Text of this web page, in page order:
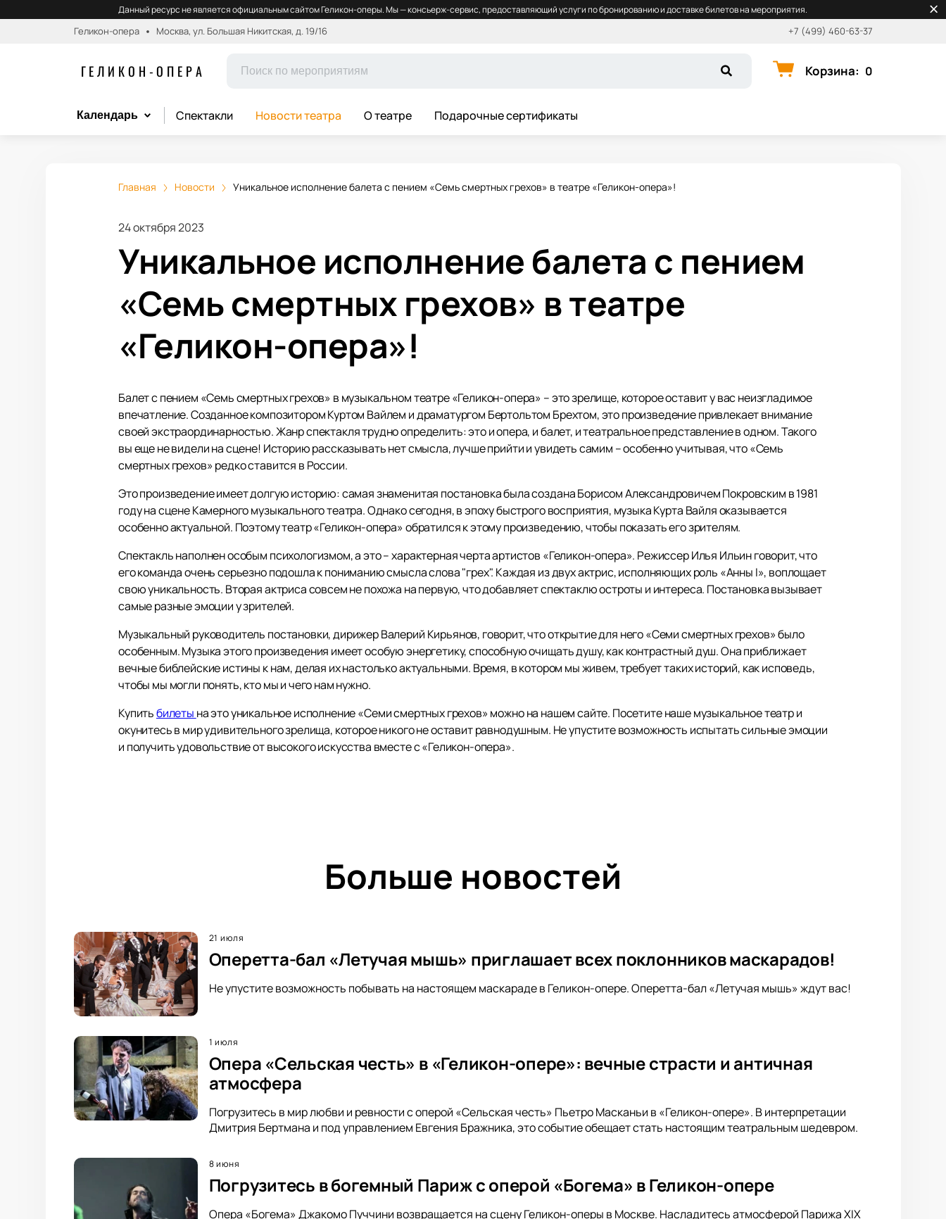
Данный ресурс не является официальным сайтом Геликон-оперы. Мы — консьерж-сервис, предоставляющий услуги по бронированию и доставке билетов на мероприятия.
Геликон-опера Москва, ул. Большая Никитская, д. 19/16 +7 (499) 460-63-37
ГЕЛИКОН-ОПЕРА Корзина: 0
Календарь Спектакли Новости театра О театре Подарочные сертификаты
Главная Новости Уникальное исполнение балета с пением «Семь смертных грехов» в театре «Геликон-опера»!
24 октября 2023
Уникальное исполнение балета с пением
«Семь смертных грехов» в театре
«Геликон-опера»!
Балет с пением «Семь смертных грехов» в музыкальном театре «Геликон-опера» – это зрелище, которое оставит у вас неизгладимое
впечатление. Созданное композитором Куртом Вайлем и драматургом Бертольтом Брехтом, это произведение привлекает внимание
своей экстраординарностью. Жанр спектакля трудно определить: это и опера, и балет, и театральное представление в одном. Такого
вы еще не видели на сцене! Историю рассказывать нет смысла, лучше прийти и увидеть самим – особенно учитывая, что «Семь
смертных грехов» редко ставится в России.
Это произведение имеет долгую историю: самая знаменитая постановка была создана Борисом Александровичем Покровским в 1981
году на сцене Камерного музыкального театра. Однако сегодня, в эпоху быстрого восприятия, музыка Курта Вайля оказывается
особенно актуальной. Поэтому театр «Геликон-опера» обратился к этому произведению, чтобы показать его зрителям.
Спектакль наполнен особым психологизмом, а это – характерная черта артистов «Геликон-опера». Режиссер Илья Ильин говорит, что
его команда очень серьезно подошла к пониманию смысла слова "грех". Каждая из двух актрис, исполняющих роль «Анны I», воплощает
свою уникальность. Вторая актриса совсем не похожа на первую, что добавляет спектаклю остроты и интереса. Постановка вызывает
самые разные эмоции у зрителей.
Музыкальный руководитель постановки, дирижер Валерий Кирьянов, говорит, что открытие для него «Семи смертных грехов» было
особенным. Музыка этого произведения имеет особую энергетику, способную очищать душу, как контрастный душ. Она приближает
вечные библейские истины к нам, делая их настолько актуальными. Время, в котором мы живем, требует таких историй, как исповедь,
чтобы мы могли понять, кто мы и чего нам нужно.
Купитьбилеты на это уникальное исполнение «Семи смертных грехов» можно на нашем сайте. Посетите наше музыкальное театр и
окунитесь в мир удивительного зрелища, которое никого не оставит равнодушным. Не упустите возможность испытать сильные эмоции
и получить удовольствие от высокого искусства вместе с «Геликон-опера».
Больше новостей
21 июля
Оперетта-бал «Летучая мышь» приглашает всех поклонников маскарадов!
Не упустите возможность побывать на настоящем маскараде в Геликон-опере. Оперетта-бал «Летучая мышь» ждут вас!
1 июля
Опера «Сельская честь» в «Геликон-опере»: вечные страсти и античная
атмосфера
Погрузитесь в мир любви и ревности с оперой «Сельская честь» Пьетро Масканьи в «Геликон-опере». В интерпретации
Дмитрия Бертмана и под управлением Евгения Бражника, это событие обещает стать настоящим театральным шедевром.
8 июня
Погрузитесь в богемный Париж с оперой «Богема» в Геликон-опере
Опера «Богема» Джакомо Пуччини возвращается на сцену Геликон-оперы в Москве. Насладитесь атмосферой Парижа XIX